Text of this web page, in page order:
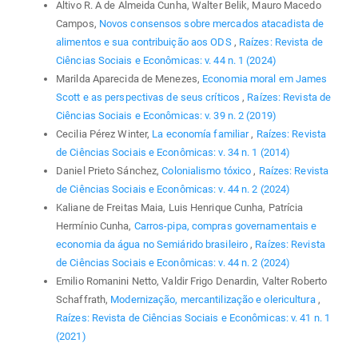
Altivo R. A de Almeida Cunha, Walter Belik, Mauro Macedo
Campos, Novos consensos sobre mercados atacadista de
alimentos e sua contribuição aos ODS , Raízes: Revista de
Ciências Sociais e Econômicas: v. 44 n. 1 (2024)
Marilda Aparecida de Menezes, Economia moral em James
Scott e as perspectivas de seus críticos , Raízes: Revista de
Ciências Sociais e Econômicas: v. 39 n. 2 (2019)
Cecilia Pérez Winter, La economía familiar , Raízes: Revista
de Ciências Sociais e Econômicas: v. 34 n. 1 (2014)
Daniel Prieto Sánchez,Colonialismo tóxico , Raízes: Revista
de Ciências Sociais e Econômicas: v. 44 n. 2 (2024)
Kaliane de Freitas Maia, Luis Henrique Cunha, Patrícia
Hermínio Cunha, Carros-pipa, compras governamentais e
economia da água no Semiárido brasileiro , Raízes: Revista
de Ciências Sociais e Econômicas: v. 44 n. 2 (2024)
Emilio Romanini Netto, Valdir Frigo Denardin, Valter Roberto
Schaffrath, Modernização, mercantilização e olericultura ,
Raízes: Revista de Ciências Sociais e Econômicas: v. 41 n. 1
(2021)